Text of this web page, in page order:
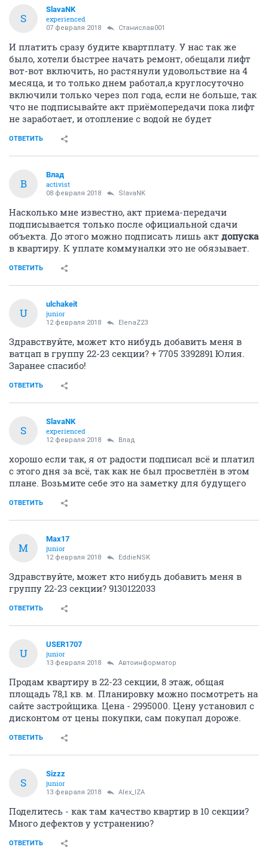
S
SlavaNK
experienced
07 февраля 2018 Станислав001
И платить сразу будите квартплату. У нас так же
было, хотели быстрее начать ремонт, обещали лифт
вот-вот включить, но растянули удовольствие на 4
месяца, и то только днем работал,а круглосуточно
включили только через пол года, если не больше, так
что не подписывайте акт приёмопередачи пока лифт
не заработает, и отопление с водой не будет
ОТВЕТИТЬ
В
Влад
activist
08 февраля 2018 SlavaNK
Насколько мне известно, акт приема-передачи
подписывается только после официальной сдачи
объекта. До этого можно подписать лишь акт допуска
в квартиру. К уплате коммуналки это не обязывает.
ОТВЕТИТЬ
U
ulchakeit
junior
12 февраля 2018 ElenaZ23
Здравствуйте, может кто нибудь добавить меня в
ватцап в группу 22-23 секции? + 7705 3392891 Юлия.
Заранее спасибо!
ОТВЕТИТЬ
S
SlavaNK
experienced
12 февраля 2018 Влад
хорошо если так, я от радости подписал всё и платил
с этого дня за всё, так как не был просветлён в этом
плане. Возьмите себе это на заметку для будущего
ОТВЕТИТЬ
М
Мах17
junior
12 февраля 2018 EddieNSK
Здравствуйте, может кто нибудь добавить меня в
группу 22-23 секции? 9130122033
ОТВЕТИТЬ
U
USER1707
junior
13 февраля 2018 Автоинформатор
Продам квартиру в 22-23 секции, 8 этаж, общая
площадь 78,1 кв. м. Планировку можно посмотреть на
сайте застройщика. Цена - 2995000. Цену установил с
дисконтом от цены покупки, сам покупал дороже.
ОТВЕТИТЬ
S
Sizzz
junior
13 февраля 2018 Alex_IZA
Поделитесь - как там качество квартир в 10 секции?
Много дефектов у устранению?
ОТВЕТИТЬ